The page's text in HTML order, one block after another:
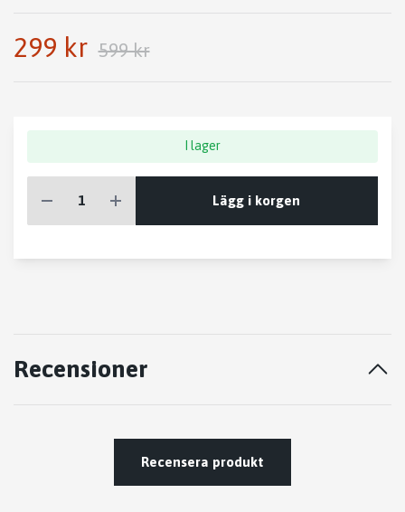
299 kr 599 kr
I lager
Lägg i korgen
Recensioner
Recensera produkt